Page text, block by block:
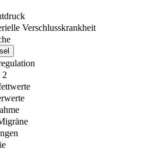
Verschlusskrankheit
2